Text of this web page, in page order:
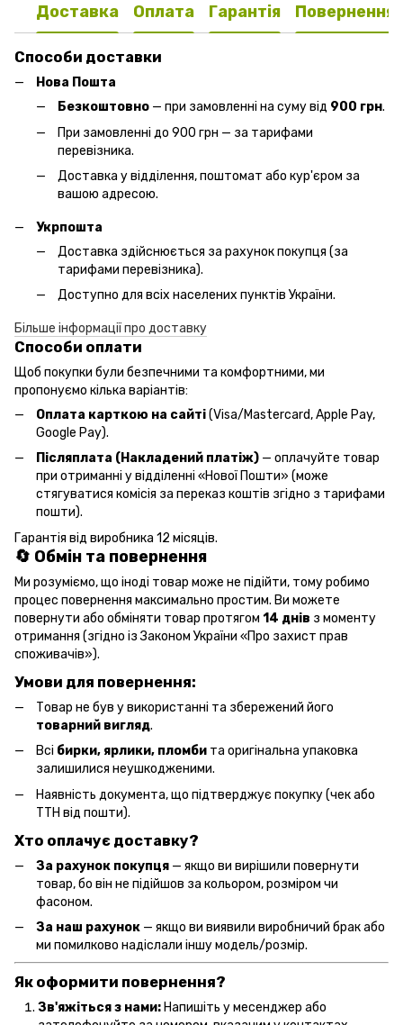
Доставка Оплата Гарантія Повернення
Способи доставки
Нова Пошта
Безкоштовно — при замовленні на суму від 900 грн.
При замовленні до 900 грн — за тарифами
перевізника.
Доставка у відділення, поштомат або кур'єром за
вашою адресою.
Укрпошта
Доставка здійснюється за рахунок покупця (за
тарифами перевізника).
Доступно для всіх населених пунктів України.
Більше інформації про доставку
Способи оплати
Щоб покупки були безпечними та комфортними, ми
пропонуємо кілька варіантів:
Оплата карткою на сайті(Visa/Mastercard, Apple Pay,
Google Pay).
Післяплата (Накладений платіж) — оплачуйте товар
при отриманні у відділенні «Нової Пошти» (може
стягуватися комісія за переказ коштів згідно з тарифами
пошти).
Гарантія від виробника 12 місяців.
🔄 Обмін та повернення
Ми розуміємо, що іноді товар може не підійти, тому робимо
процес повернення максимально простим. Ви можете
повернути або обміняти товар протягом 14 днів з моменту
отримання (згідно із Законом України «Про захист прав
споживачів»).
Умови для повернення:
Товар не був у використанні та збережений його
товарний вигляд.
Всі бирки, ярлики, пломби та оригінальна упаковка
залишилися неушкодженими.
Наявність документа, що підтверджує покупку (чек або
ТТН від пошти).
Хто оплачує доставку?
За рахунок покупця — якщо ви вирішили повернути
товар, бо він не підійшов за кольором, розміром чи
фасоном.
За наш рахунок — якщо ви виявили виробничий брак або
ми помилково надіслали іншу модель/розмір.
Як оформити повернення?
Зв'яжіться з нами: Напишіть у месенджер або